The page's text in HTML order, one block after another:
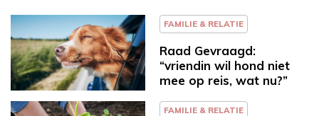
FAMILIE & RELATIE
Raad Gevraagd:
“vriendin wil hond niet
mee op reis, wat nu?”
FAMILIE & RELATIE